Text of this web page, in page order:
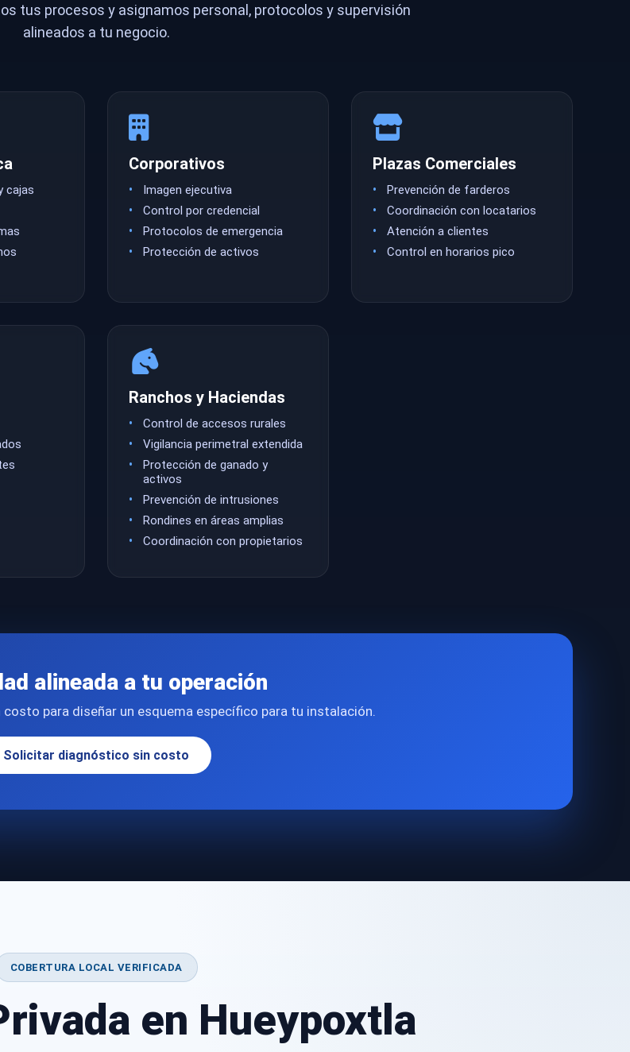
tus procesos y asignamos personal, protocolos y supervisión
alineados a tu negocio.
cajas
Corporativos
Imagen ejecutiva
Control por credencial
Protocolos de emergencia
Protección de activos
Plazas Comerciales
Prevención de farderos
Coordinación con locatarios
Atención a clientes
Control en horarios pico
Ranchos y Haciendas
Control de accesos rurales
Vigilancia perimetral extendida
Protección de ganado y
activos
Prevención de intrusiones
Rondines en áreas amplias
Coordinación con propietarios
alineada a tu operación
para diseñar un esquema específico para tu instalación.
Solicitar diagnóstico sin costo
COBERTURA LOCAL VERIFICADA
en Hueypoxtla